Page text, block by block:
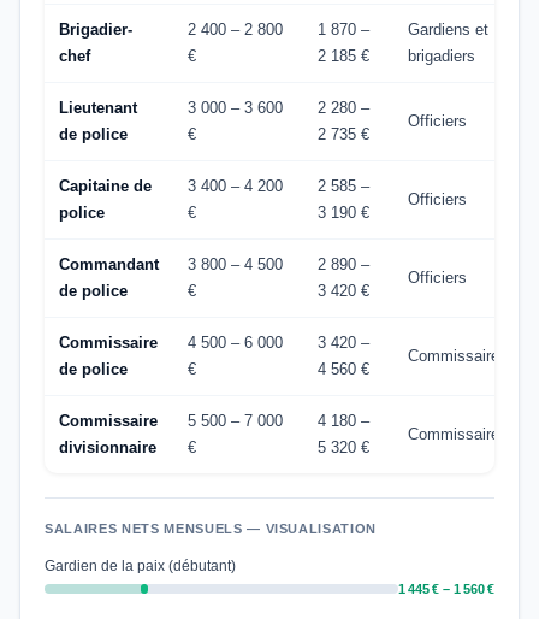
Brigadier-
chef
2 400 – 2 800
€
1 870 –
2 185 €
Gardiens et
brigadiers
Lieutenant
de police
3 000 – 3 600
€
2 280 –
2 735 €
Officiers
Capitaine de
police
3 400 – 4 200
€
2 585 –
3 190 €
Officiers
Commandant
de police
3 800 – 4 500
€
2 890 –
3 420 €
Officiers
Commissaire
de police
4 500 – 6 000
€
3 420 –
4 560 €
Commissaires
Commissaire
divisionnaire
5 500 – 7 000
€
4 180 –
5 320 €
Commissaires
SALAIRES NETS MENSUELS — VISUALISATION
Gardien de la paix (débutant)
1 445 € – 1 560 €